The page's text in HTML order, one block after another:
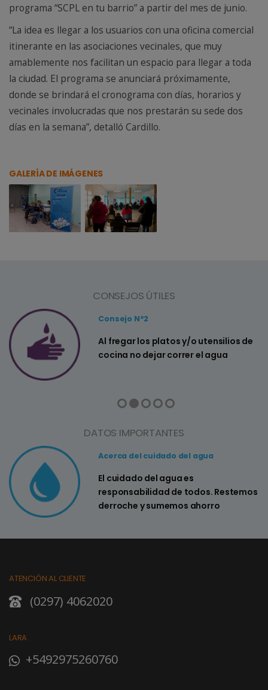
programa “SCPL en tu barrio” a partir del mes de junio.
“La idea es llegar a los usuarios con una oficina comercial
itinerante en las asociaciones vecinales, que muy
amablemente nos facilitan un espacio para llegar a toda
la ciudad. El programa se anunciará próximamente,
donde se brindará el cronograma con días, horarios y
vecinales involucradas que nos prestarán su sede dos
días en la semana”, detalló Cardillo.
GALERÍA DE IMÁGENES
CONSEJOS ÚTILES
Consejo Nº2
Al fregar los platos y/o utensilios de
cocina no dejar correr el agua
DATOS IMPORTANTES
Acerca del cuidado del agua
El cuidado del agua es
responsabilidad de todos. Restemos
derroche y sumemos ahorro
ATENCIÓN AL CLIENTE
(0297) 4062020
LARA
+5492975260760